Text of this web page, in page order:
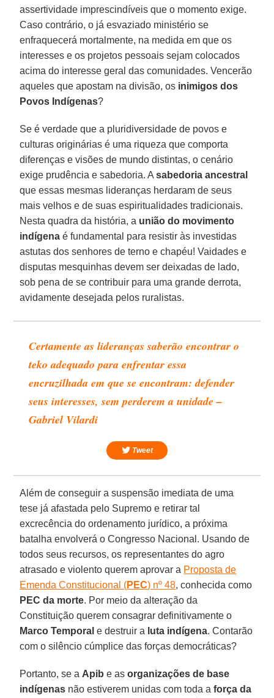
assertividade imprescindíveis que o momento exige.
Caso contrário, o já esvaziado ministério se
enfraquecerá mortalmente, na medida em que os
interesses e os projetos pessoais sejam colocados
acima do interesse geral das comunidades. Vencerão
aqueles que apostam na divisão, os inimigos dos
Povos Indígenas?
Se é verdade que a pluridiversidade de povos e
culturas originárias é uma riqueza que comporta
diferenças e visões de mundo distintas, o cenário
exige prudência e sabedoria. Asabedoria ancestral
que essas mesmas lideranças herdaram de seus
mais velhos e de suas espiritualidades tradicionais.
Nesta quadra da história, a união do movimento
indígena é fundamental para resistir às investidas
astutas dos senhores de terno e chapéu! Vaidades e
disputas mesquinhas devem ser deixadas de lado,
sob pena de se contribuir para uma grande derrota,
avidamente desejada pelos ruralistas.
Certamente as lideranças saberão encontrar o
teko adequado para enfrentar essa
encruzilhada em que se encontram: defender
seus interesses, sem perderem a unidade –
Gabriel Vilardi
Tweet
Além de conseguir a suspensão imediata de uma
tese já afastada pelo Supremo e retirar tal
excrecência do ordenamento jurídico, a próxima
batalha envolverá o Congresso Nacional. Usando de
todos seus recursos, os representantes do agro
atrasado e violento querem aprovar a Proposta de
Emenda Constitucional (PEC) nº 48, conhecida como
PEC da morte. Por meio da alteração da
Constituição querem consagrar definitivamente o
Marco Temporal e destruir a luta indígena. Contarão
com o silêncio cúmplice das forças democráticas?
Portanto, se a Apib e asorganizações de base
indígenas não estiverem unidas com toda a força da